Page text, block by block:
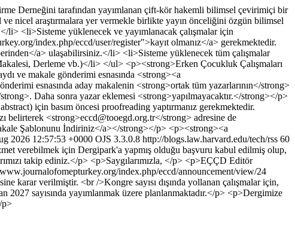
Derneğini tarafından yayımlanan çift-kör hakemli bilimsel çevirimiçi bir
nicel araştırmalara yer vermekle birlikte yayın önceliğini özgün bilimsel
li> <li>Sisteme yüklenecek ve yayımlanacak çalışmalar için
index.php/eccd/user/register">kayıt olmanız</a> gerekmektedir.
a> ulaşabilirsiniz.</li> <li>Sisteme yüklenecek tüm çalışmalar
Derleme vb.)</li> </ul> <p><strong>Erken Çocukluk Çalışmaları
ve makale gönderimi esnasında <strong><a
esnasında aday makalenin <strong>ortak tüm yazarlarının</strong>
Daha sonra yazar eklemesi <strong>yapılmayacaktır.</strong></p>
için basım öncesi proofreading yaptırmanız gerekmektedir.
belirterek <strong>eccd@tooegd.org.tr</strong> adresine de
Şablonunu İndiriniz</a></strong></p> <p><strong><a
2026 12:57:53 +0000 OJS 3.3.0.8 http://blogs.law.harvard.edu/tech/rss 60
verebilmek için Dergipark'a yapmış olduğu başvuru kabul edilmiş olup,
takip ediniz.</p> <p>Saygılarımızla, </p> <p>EÇÇD Editör
index.php/eccd/announcement/view/24
karar verilmiştir. <br />Kongre sayısı dışında yollanan çalışmalar için,
2027 sayısında yayımlanmak üzere planlanmaktadır.</p> <p>Dergimize
p>